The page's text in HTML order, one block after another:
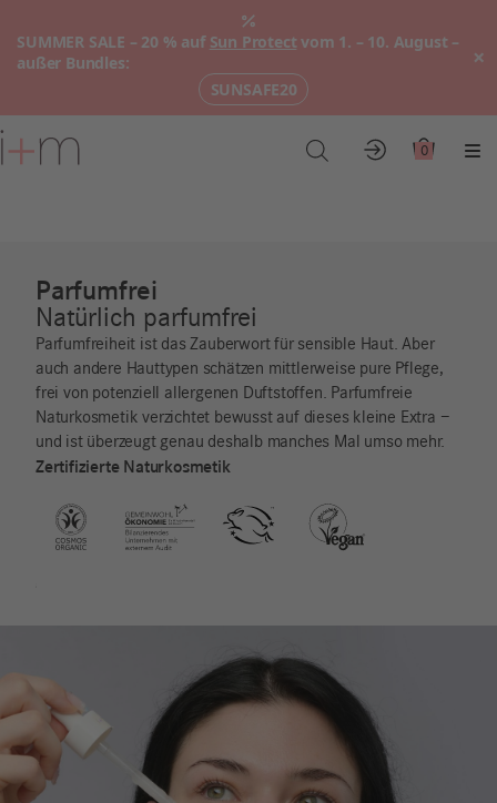
SUMMER SALE – 20 % auf Sun Protect vom 1. – 10. August –
außer Bundles:
SUNSAFE20
×
Zum
Hauptinhalt
Konto 0
Parfumfrei
Natürlich parfumfrei
Parfumfreiheit ist das Zauberwort für sensible Haut. Aber
auch andere Hauttypen schätzen mittlerweise pure Pflege,
frei von potenziell allergenen Duftstoffen. Parfumfreie
Naturkosmetik verzichtet bewusst auf dieses kleine Extra –
und ist überzeugt genau deshalb manches Mal umso mehr.
Zertifizierte Naturkosmetik